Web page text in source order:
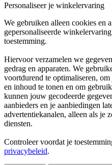
Personaliseer je winkelervaring
We gebruiken alleen cookies en
gepersonaliseerde
toestemming.
Hiervoor verzamelen we
gedrag en apparaten. We
voortdurend te optimaliseren, om
en inhoud te tonen en om
kunnen jouw gecodeerde
aanbieders en je aanbiedingen
advertentiekanalen, alleen als je
diensten.
Controleer voordat je
privacybeleid.